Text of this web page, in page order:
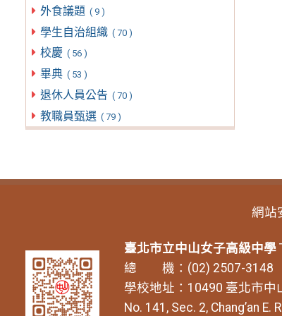
外食議題 ( 9 )
學生自治組織 ( 70 )
校慶 ( 56 )
畢典 ( 53 )
退休人員公告 ( 70 )
教職員甄選 ( 79 )
網站
臺北市立中山女子高級中學
總 機：(02) 2507-3148
學校地址：10490 臺北市中
No. 141, Sec. 2, Chang’an E.